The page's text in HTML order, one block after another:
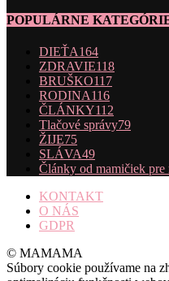
POPULÁRNE
DIEŤA164
ZDRAVIE118
BRUŠKO117
RODINA116
ČLÁNKY112
Tlačové správy79
ŽIJE75
SLÁVA49
Články od mamičiek pre
KONTAKT
O NÁS
GDPR
© MAMAMA
Súbory cookie používame na